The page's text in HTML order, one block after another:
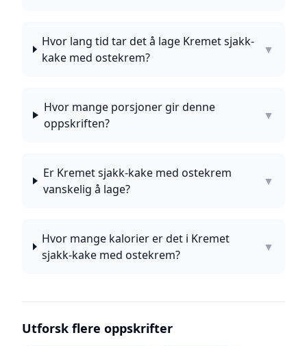
Hvor lang tid tar det å lage Kremet sjakk-
kake med ostekrem?
▼
Hvor mange porsjoner gir denne
oppskriften?
▼
Er Kremet sjakk-kake med ostekrem
vanskelig å lage?
▼
Hvor mange kalorier er det i Kremet
sjakk-kake med ostekrem?
▼
Utforsk flere oppskrifter